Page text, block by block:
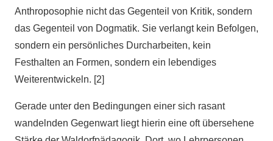
Anthroposophie nicht das Gegenteil von Kritik, sondern
das Gegenteil von Dogmatik. Sie verlangt kein Befolgen,
sondern ein persönliches Durcharbeiten, kein
Festhalten an Formen, sondern ein lebendiges
Weiterentwickeln. [2]
Gerade unter den Bedingungen einer sich rasant
wandelnden Gegenwart liegt hierin eine oft übersehene